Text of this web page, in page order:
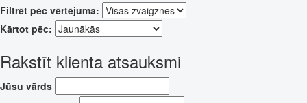
Filtrēt pēc vērtējuma:
Kārtot pēc:
Rakstīt klienta atsauksmi
Jūsu vārds